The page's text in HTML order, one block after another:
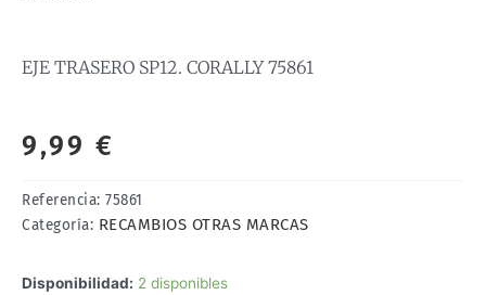
EJE TRASERO SP12. CORALLY 75861
9,99 €
Referencia: 75861
Categoría: RECAMBIOS OTRAS MARCAS
Disponibilidad: 2 disponibles
EJE